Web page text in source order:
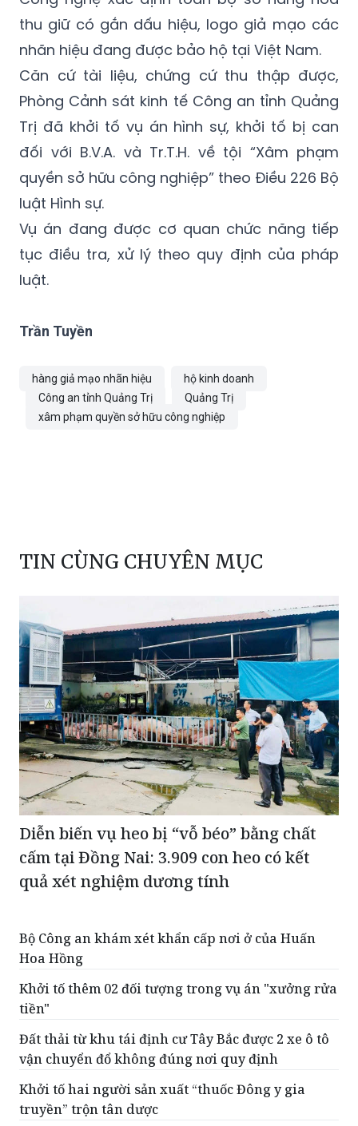
hữu trí tuệ quốc gia thuộc Bộ Khoa học và
Công nghệ xác định toàn bộ số hàng hóa
thu giữ có gắn dấu hiệu, logo giả mạo các
nhãn hiệu đang được bảo hộ tại Việt Nam.
Căn cứ tài liệu, chứng cứ thu thập được,
Phòng Cảnh sát kinh tế Công an tỉnh Quảng
Trị đã khởi tố vụ án hình sự, khởi tố bị can
đối với B.V.A. và Tr.T.H. về tội “Xâm phạm
quyền sở hữu công nghiệp” theo Điều 226 Bộ
luật Hình sự.
Vụ án đang được cơ quan chức năng tiếp
luật.
Trần Tuyền
TIN CÙNG CHUYÊN MỤC
Diễn biến vụ heo bị “vỗ béo” bằng chất
quả xét nghiệm dương tính
Bộ Công an khám xét khẩn cấp nơi ở của Huấn
Hoa Hồng
Khởi tố thêm 02 đối tượng trong vụ án "xưởng rửa
tiền"
Đất thải từ khu tái định cư Tây Bắc được 2 xe ô tô
vận chuyển đổ không đúng nơi quy định